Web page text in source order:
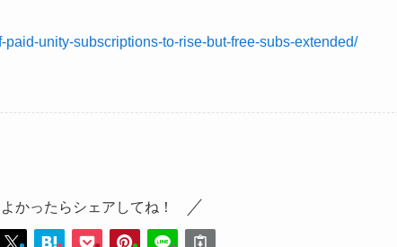
unity-subscriptions-to-rise-but-free-subs-extended/
よかったらシェアしてね！